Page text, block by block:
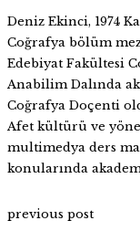
Deniz Ekinci, 1974
Coğrafya bölüm
Edebiyat Fakültesi
Anabilim Dalında
Coğrafya Doçenti
Afet kültürü ve
multimedya ders
konularında
previous post